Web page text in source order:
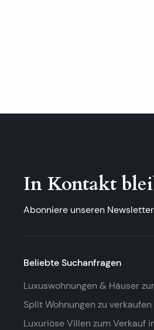
In Kontakt
Abonniere unseren
Beliebte Suchanfragen
Luxuswohnungen & Häuser
Split Wohnungen zu verkaufen
Luxuriöse Villen zum Verkauf